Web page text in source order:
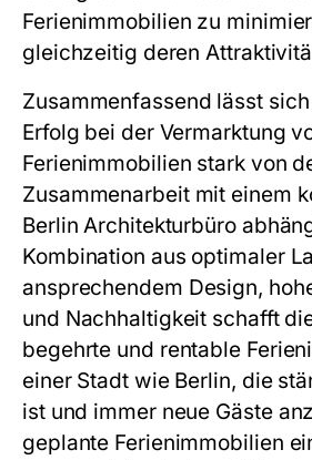
Ferienimmobilien zu
gleichzeitig deren
Zusammenfassend lässt
Erfolg bei der Vermarktung
Ferienimmobilien stark von
Zusammenarbeit mit einem
Berlin Architekturbüro
Kombination aus optimaler
ansprechendem Design,
und Nachhaltigkeit schafft
begehrte und rentable
einer Stadt wie Berlin, die
ist und immer neue Gäste
geplante Ferienimmobilien